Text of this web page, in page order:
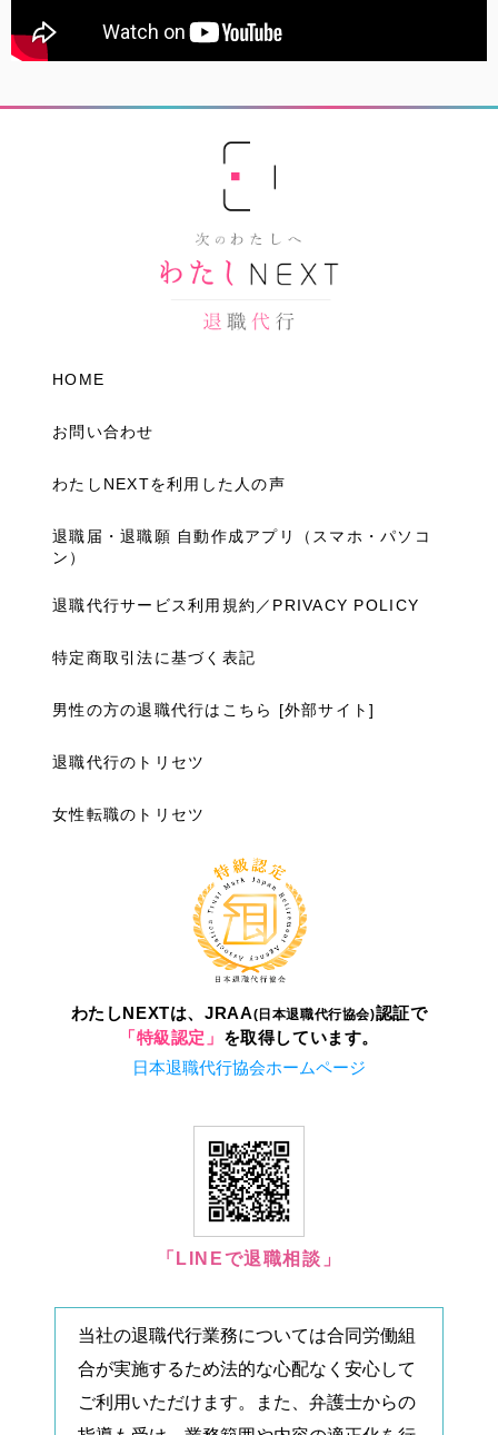
HOME
お問い合わせ
わたしNEXTを利用した人の声
退職届・退職願 自動作成アプリ（スマホ・パソコ
ン）
退職代行サービス利用規約／PRIVACY POLICY
特定商取引法に基づく表記
男性の方の退職代行はこちら [外部サイト]
退職代行のトリセツ
女性転職のトリセツ
わたしNEXTは、JRAA(日本退職代行協会)認証で
「特級認定」 を取得しています。
日本退職代行協会ホームページ
「LINEで退職相談」
当社の退職代行業務については合同労働組
合が実施するため法的な心配なく安心して
ご利用いただけます。また、弁護士からの